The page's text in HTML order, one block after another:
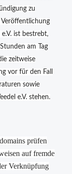
zu
Veröffentlichung
ist bestrebt,
am Tag
zeitweise
vor für den Fall
sowie
e.V. stehen.
prüfen
auf fremde
Verknüpfung